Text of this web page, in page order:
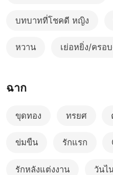
บทบาทที่โชคดี หญิง
หวาน เย่อหยิ่ง/ครอบ
ฉาก
ขุดทอง ทรยศ
ข่มขืน รักแรก
รักหลังแต่งงาน วันไ